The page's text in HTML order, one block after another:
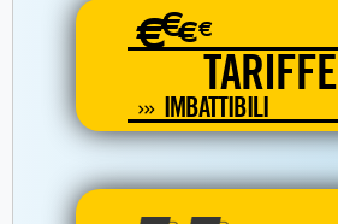
€€€€
TARIFFE
IMBATTIBILI